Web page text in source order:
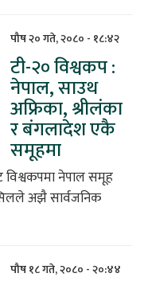
पौष २० गते, २०८० - १८:४२
टी-२० विश्वकप :
नेपाल, साउथ
अफ्रिका, श्रीलंका
र बंगलादेश एकै
समूहमा
विश्वकपमा नेपाल समूह
अझै सार्वजनिक
पौष १८ गते, २०८० - २०:४४